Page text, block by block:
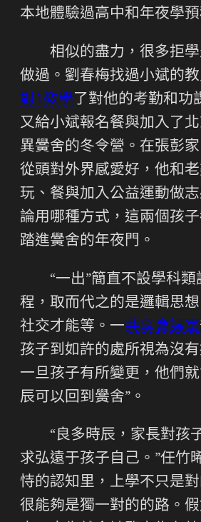
本地體驗過高中和年夜學預
相似的盡力，很多拒
做過。劉春梅找過小斌的
對1教學 了對他的考勤和功
又給小斌報名餐與加入了
異黌舍的冬令營。在張彭
從頭對外界感愛好，他和
玩、餐與加入公益運動做
論用哪種方式，這兩個孩
踏進黌舍的年夜門。
“一出”簡直不設學科類
程，取而代之的是邏輯思想
社交才能等。一共享會議室
孩子到如許的處所視為沒有
一旦孩子有所變更，他們
辰可以回到黌舍”。
“良多時辰，家長對孩
求弘遠于孩子自己。”任竹
恃的認知里，上學不只是
很能夠是獨一對的的路。